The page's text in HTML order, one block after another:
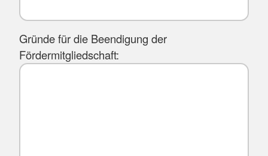
Gründe für die Beendigung der
Fördermitgliedschaft: